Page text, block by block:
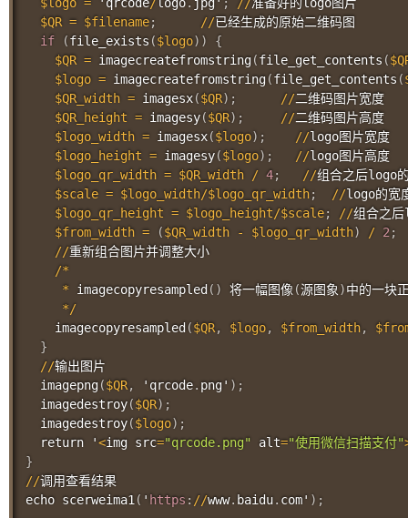
$QR = $filename; //已经生成的原始二维码图
if
(file_exists ($logo) )
{
$QR = imagecreatefromstring(file_get_contents (
$logo = imagecreatefromstring(file_get_contents (
$QR_width = imagesx($QR) ; //二维码图片宽度
$QR_height = imagesy($QR) ; //二维码图片高度
$logo_width = imagesx($logo) ; //logo图片宽度
$logo_height = imagesy($logo) ; //logo图片高度
$logo_qr_width = $QR_width / 4; //组合之后logo
$scale = $logo_width/$logo_qr_width; //logo的宽
$logo_qr_height = $logo_height/$scale; //组合之
$from_width = ($QR_width - $logo_qr_width) / 2 ;
//重新组合图片并调整大小
/*
*
imagecopyresampled( ) 将一幅图像 (源图象 )中的一块
*/
imagecopyresampled($QR, $logo, $from_width,
}
//输出图片
imagepng($QR, 'qrcode. png' ) ;
imagedestroy($QR) ;
imagedestroy($logo) ;
  return '
<img src="qrcode.png" alt="使用微信扫描支付"
}
//调用查看结果
echo scerweima1 ( ' https : //www. baidu. com' ) ;